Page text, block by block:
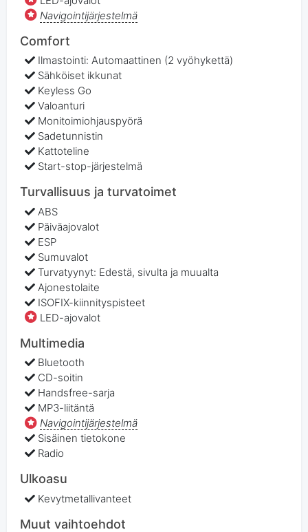
Navigointijärjestelmä
Comfort
Ilmastointi: Automaattinen (2 vyöhykettä)
Sähköiset ikkunat
Keyless Go
Valoanturi
Monitoimiohjauspyörä
Sadetunnistin
Kattoteline
Start-stop-järjestelmä
Turvallisuus ja turvatoimet
ABS
Päiväajovalot
ESP
Sumuvalot
Turvatyynyt: Edestä, sivulta ja muualta
Ajonestolaite
ISOFIX-kiinnityspisteet
LED-ajovalot
Multimedia
Bluetooth
CD-soitin
Handsfree-sarja
MP3-liitäntä
Navigointijärjestelmä
Sisäinen tietokone
Radio
Ulkoasu
Kevytmetallivanteet
Muut vaihtoehdot